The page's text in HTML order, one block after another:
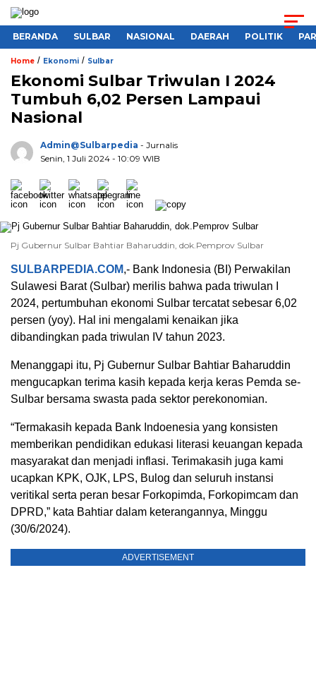
BERANDA SULBAR NASIONAL DAERAH POLITIK
Home / Ekonomi / Sulbar
Ekonomi Sulbar Triwulan I 2024
Tumbuh 6,02 Persen Lampaui
Nasional
Admin@sulbarpedia - Jurnalis
Senin, 1 Juli 2024 - 10:09 WIB
Pj Gubernur Sulbar Bahtiar Baharuddin, dok.Pemprov Sulbar
SULBARPEDIA.COM,- Bank Indonesia (BI) Perwakilan
Sulawesi Barat (Sulbar) merilis bahwa pada triwulan I
2024, pertumbuhan ekonomi Sulbar tercatat sebesar 6,02
persen (yoy). Hal ini mengalami kenaikan jika
dibandingkan pada triwulan IV tahun 2023.
Menanggapi itu, Pj Gubernur Sulbar Bahtiar Baharuddin
mengucapkan terima kasih kepada kerja keras Pemda se-
Sulbar bersama swasta pada sektor perekonomian.
“Termakasih kepada Bank Indoenesia yang konsisten
memberikan pendidikan edukasi literasi keuangan kepada
masyarakat dan menjadi inflasi. Terimakasih juga kami
ucapkan KPK, OJK, LPS, Bulog dan seluruh instansi
veritikal serta peran besar Forkopimda, Forkopimcam dan
DPRD,” kata Bahtiar dalam keterangannya, Minggu
(30/6/2024).
ADVERTISEMENT